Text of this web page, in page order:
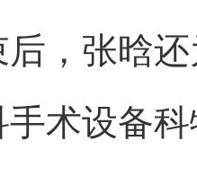
，张晗
术设备